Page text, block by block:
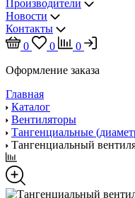
Производители
Новости
Контакты
0
0
0
Оформление заказа
Главная
Каталог
Вентиляторы
Тангенциальные
Тангенциальный